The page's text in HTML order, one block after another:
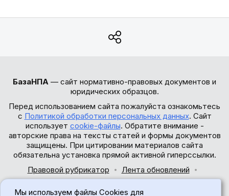
БазаНПА — сайт нормативно-правовых документов и
юридических образцов.
Перед использованием сайта пожалуйста ознакомьтесь
с Политикой обработки персональных данных. Сайт
использует cookie-файлы. Обратите внимание -
авторские права на тексты статей и формы документов
защищены. При цитировании материалов сайта
обязательна установка прямой активной гиперссылки.
Правовой рубрикатор
Лента обновлений
Мы используем файлы Cookies для